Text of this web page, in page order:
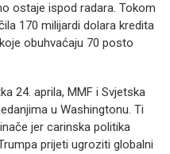
ostaje ispod radara. Tokom
170 milijardi dolara kredita
obuhvaćaju 70 posto
24. aprila, MMF i Svjetska
u Washingtonu. Ti
jer carinska politika
prijeti ugroziti globalni